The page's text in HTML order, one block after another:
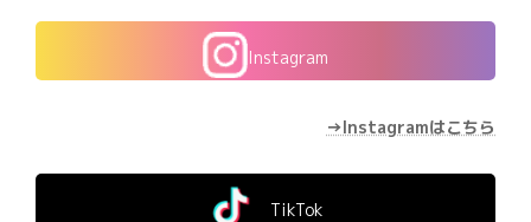
Instagram
→Instagramはこちら
TikTok